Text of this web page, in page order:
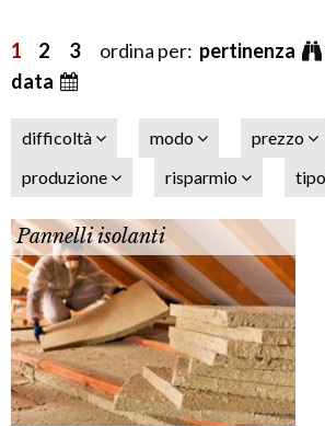
1 2 3ordina per: pertinenza
data
difficoltà modo
prezzo
produzione
risparmio
Pannelli isolanti